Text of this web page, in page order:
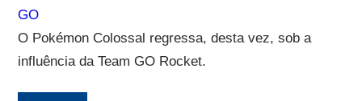
GO
O Pokémon Colossal regressa, desta vez, sob a
influência da Team GO Rocket.